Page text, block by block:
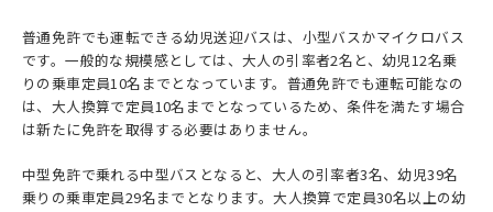
普通免許でも運転できる幼児送迎バスは、小型バスかマイクロバス
です。一般的な規模感としては、大人の引率者2名と、幼児12名乗
りの乗車定員10名までとなっています。普通免許でも運転可能なの
は、大人換算で定員10名までとなっているため、条件を満たす場合
は新たに免許を取得する必要はありません。
中型免許で乗れる中型バスとなると、大人の引率者3名、幼児39名
乗りの乗車定員29名までとなります。大人換算で定員30名以上の幼